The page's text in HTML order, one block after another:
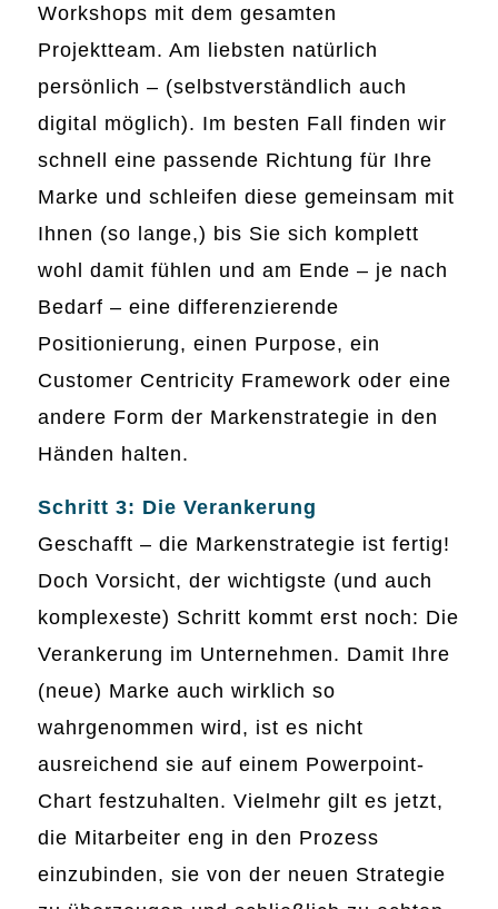
Workshops mit dem gesamten
Projektteam. Am liebsten natürlich
persönlich – (selbstverständlich auch
digital möglich). Im besten Fall finden wir
schnell eine passende Richtung für Ihre
Marke und schleifen diese gemeinsam mit
Ihnen (so lange,) bis Sie sich komplett
wohl damit fühlen und am Ende – je nach
Bedarf – eine differenzierende
Positionierung, einen Purpose, ein
Customer Centricity Framework oder eine
andere Form der Markenstrategie in den
Händen halten.
Schritt 3: Die Verankerung
Geschafft – die Markenstrategie ist fertig!
Doch Vorsicht, der wichtigste (und auch
komplexeste) Schritt kommt erst noch: Die
Verankerung im Unternehmen. Damit Ihre
(neue) Marke auch wirklich so
wahrgenommen wird, ist es nicht
ausreichend sie auf einem Powerpoint-
Chart festzuhalten. Vielmehr gilt es jetzt,
die Mitarbeiter eng in den Prozess
einzubinden, sie von der neuen Strategie